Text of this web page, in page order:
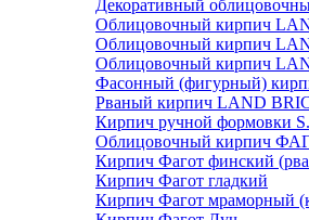
Декоративный
Облицовочный кирпич
Облицовочный кирпич
Облицовочный кирпич
Фасонный (фигурный)
Рваный кирпич LAND
Кирпич ручной формовки
Облицовочный кирпич
Кирпич Фагот финский
Кирпич Фагот гладкий
Кирпич Фагот мраморный